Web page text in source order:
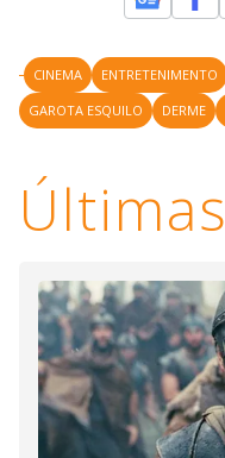
CINEMA ENTRETENIMENTO
GAROTA ESQUILO
DERME
Últimas